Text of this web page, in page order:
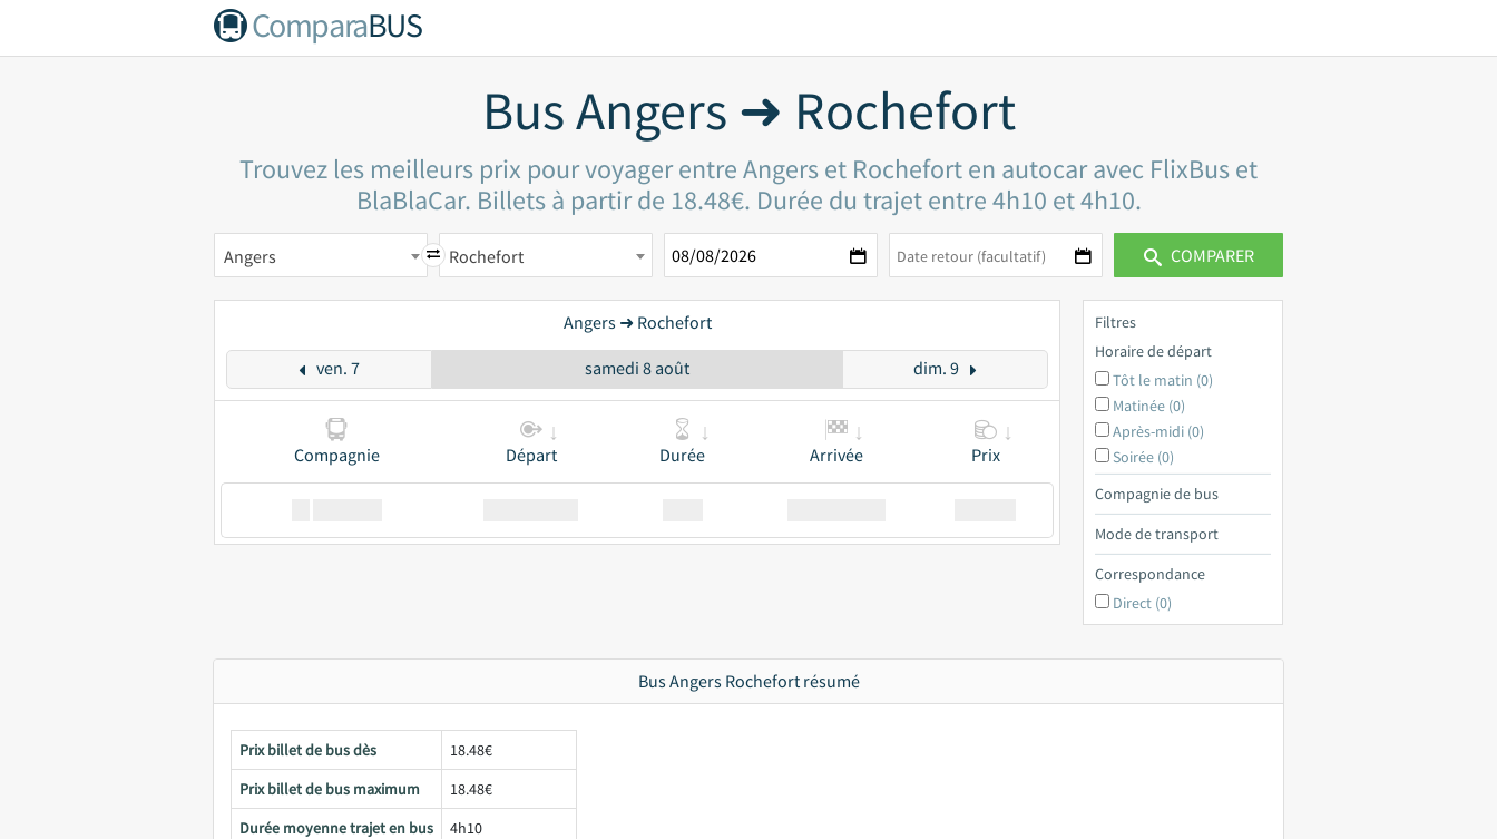
ComparaBUS
Bus Angers ➜ Rochefort
Trouvez les meilleurs prix pour voyager entre Angers et Rochefort en autocar avec FlixBus et
BlaBlaCar. Billets à partir de 18.48€. Durée du trajet entre 4h10 et 4h10.
Angers Rochefort COMPARER
Angers ➜ Rochefort
ven. 7 samedi 8 août dim. 9
Compagnie Départ Durée Arrivée Prix
Filtres
Horaire de départ
Tôt le matin (0)
Matinée (0)
Après-midi (0)
Soirée (0)
Compagnie de bus
Mode de transport
Correspondance
Direct (0)
Bus Angers Rochefort résumé
Prix billet de bus dès
18.48€
Prix billet de bus maximum
18.48€
Durée moyenne trajet en bus
4h10